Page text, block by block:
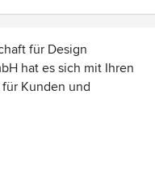
für Design
hat es sich mit Ihren
Kunden und
zu
mit einem zeitlosen
und handwerklichem